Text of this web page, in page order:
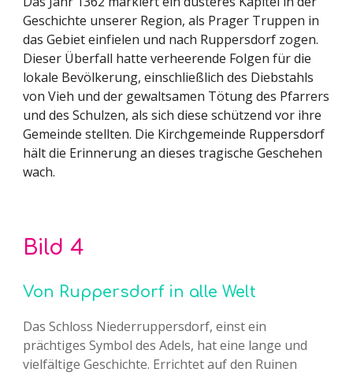
Geschichte unserer Region, als Prager Truppen in
das Gebiet einfielen und nach Ruppersdorf zogen.
Dieser Überfall hatte verheerende Folgen für die
lokale Bevölkerung, einschließlich des Diebstahls
von Vieh und der gewaltsamen Tötung des Pfarrers
und des Schulzen, als sich diese schützend vor ihre
Gemeinde stellten. Die Kirchgemeinde Ruppersdorf
hält die Erinnerung an dieses tragische Geschehen
wach.
Bild4
Von Ruppersdorf in alle Welt
Das Schloss Niederruppersdorf, einst ein
prächtiges Symbol des Adels, hat eine lange und
vielfältige Geschichte. Errichtet auf den Ruinen